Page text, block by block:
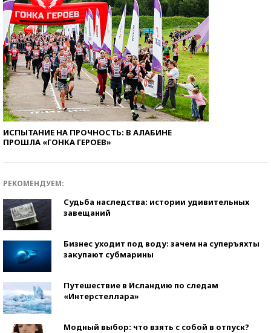
ИСПЫТАНИЕ НА ПРОЧНОСТЬ: В АЛАБИНЕ
ПРОШЛА «ГОНКА ГЕРОЕВ»
РЕКОМЕНДУЕМ:
Судьба наследства: истории удивительных
завещаний
Бизнес уходит под воду: зачем на суперъяхты
закупают субмарины
Путешествие в Исландию по следам
«Интерстеллара»
Модный выбор: что взять с собой в отпуск?